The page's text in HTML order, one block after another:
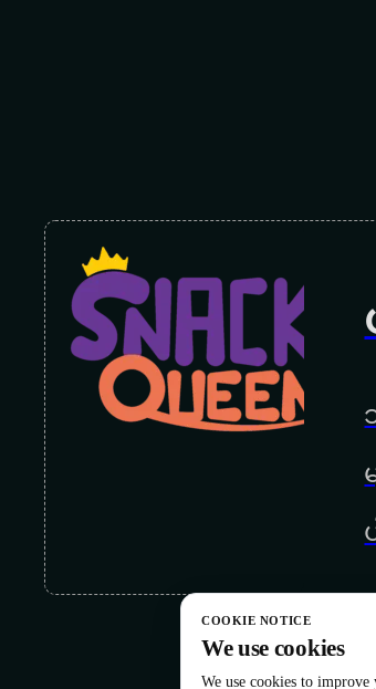
COOKIE NOTICE
We use cookies
We use cookies to